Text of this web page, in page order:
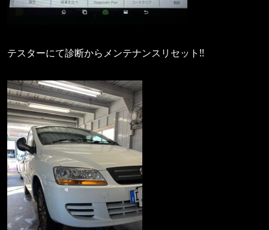
テスターにて診断からメンテナンスリセット!!